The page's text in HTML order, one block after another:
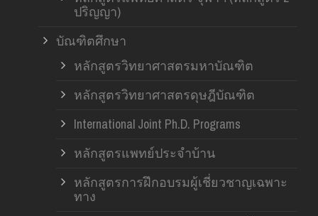
ปริญญา)
บัณฑิตศึกษา
หลักสูตรวิทยาศาสตรมหาบัณฑิต
หลักสูตรวิทยาศาสตรดุษฎีบัณฑิต
International Joint Ph.D. Programs
หลักสูตรแพทย์ประจำบ้าน
หลักสูตรการฝึกอบรมผู้เชี่ยวชาญเฉพาะ
ทาง